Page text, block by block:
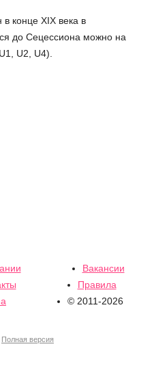
конце XIX века в
до Сецессиона можно на
U2, U4).
Вакансии
Правила
© 2011-2026
Полная версия